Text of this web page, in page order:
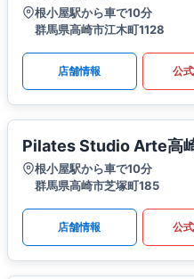
根小屋駅から車で10分
群馬県高崎市江木町1128
店舗情報 公
Pilates Studio Arte高
根小屋駅から車で10分
群馬県高崎市芝塚町185
店舗情報 公